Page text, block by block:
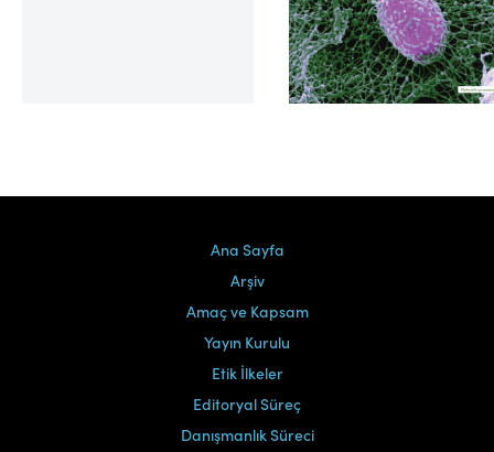
Cilt 39, Sayı 2
Ana Sayfa
Arşiv
Amaç ve Kapsam
Yayın Kurulu
Etik İlkeler
Editoryal Süreç
Danışmanlık Süreci